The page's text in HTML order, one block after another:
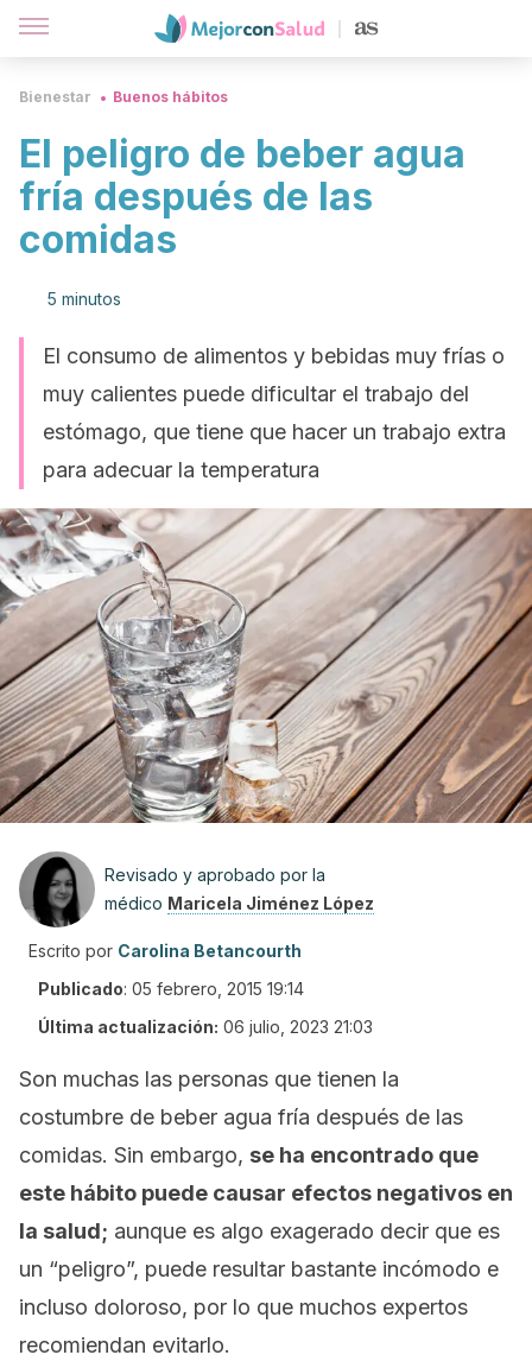
Bienestar Buenos hábitos
El peligro de beber agua
fría después de las
comidas
5 minutos
El consumo de alimentos y bebidas muy frías o
muy calientes puede dificultar el trabajo del
estómago, que tiene que hacer un trabajo extra
para adecuar la temperatura
Revisado y aprobado por la
médico Maricela Jiménez López
Escrito por Carolina Betancourth
Publicado: 05 febrero, 2015 19:14
Última actualización: 06 julio, 2023 21:03
Son muchas las personas que tienen la
costumbre de beber agua fría después de las
comidas. Sin embargo, se ha encontrado que
este hábito puede causar efectos negativos en
la salud; aunque es algo exagerado decir que es
un “peligro”, puede resultar bastante incómodo e
incluso doloroso, por lo que muchos expertos
recomiendan evitarlo.